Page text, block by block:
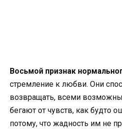
Восьмой признак
стремление к любви. Они
возвращать, всеми
бегают от чувств, как будто
потому, что жадность им не